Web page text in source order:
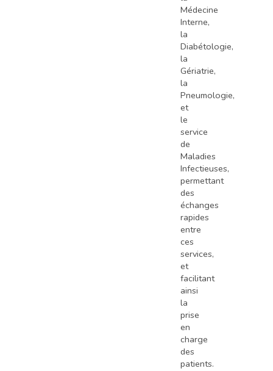
Médecine
Interne,
la
Diabétologie,
la
Gériatrie,
la
Pneumologie,
et
le
service
de
Maladies
Infectieuses,
permettant
des
échanges
rapides
entre
ces
services,
et
facilitant
ainsi
la
prise
en
charge
des
patients.